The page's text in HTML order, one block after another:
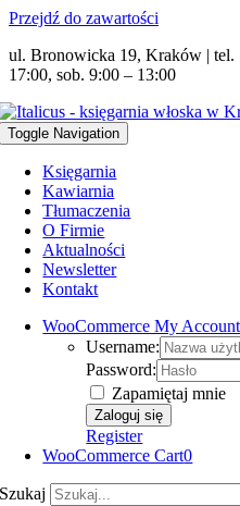
Przejdź do zawartości
ul. Bronowicka 19, Kraków | tel.
17:00, sob. 9:00 – 13:00
Toggle Navigation
Księgarnia
Kawiarnia
Tłumaczenia
O Firmie
Aktualności
Newsletter
Kontakt
WooCommerce My Account
Username:
Password:
Zapamiętaj mnie
Register
WooCommerce Cart0
Szukaj